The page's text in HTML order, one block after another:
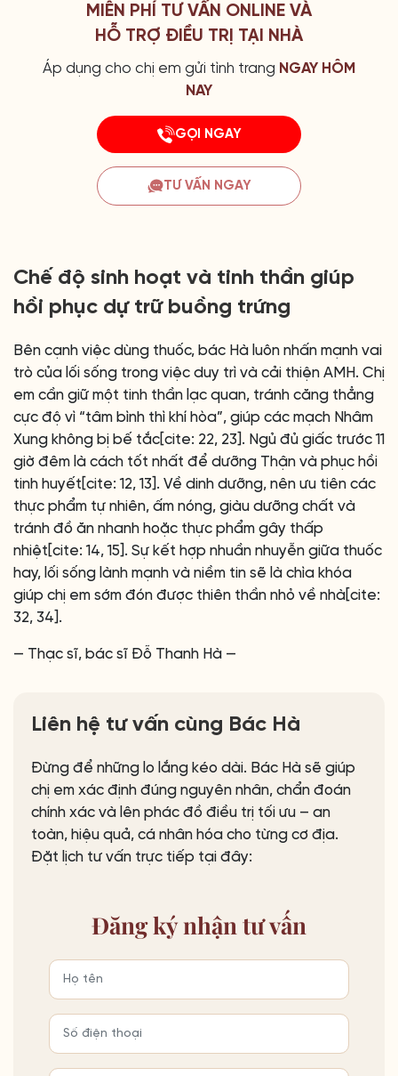
MIỄN PHÍ TƯ VẤN ONLINE VÀ
HỖ TRỢ ĐIỀU TRỊ TẠI NHÀ
Áp dụng cho chị em gửi tình trang NGAY HÔM
NAY
GỌI NGAY
TƯ VẤN NGAY
Chế độ sinh hoạt và tinh thần giúp
hồi phục dự trữ buồng trứng
Bên cạnh việc dùng thuốc, bác Hà luôn nhấn mạnh vai
trò của lối sống trong việc duy trì và cải thiện AMH. Chị
em cần giữ một tinh thần lạc quan, tránh căng thẳng
cực độ vì “tâm bình thì khí hòa”, giúp các mạch Nhâm
Xung không bị bế tắc[cite: 22, 23]. Ngủ đủ giấc trước 11
giờ đêm là cách tốt nhất để dưỡng Thận và phục hồi
tinh huyết[cite: 12, 13]. Về dinh dưỡng, nên ưu tiên các
thực phẩm tự nhiên, ấm nóng, giàu dưỡng chất và
tránh đồ ăn nhanh hoặc thực phẩm gây thấp
nhiệt[cite: 14, 15]. Sự kết hợp nhuần nhuyễn giữa thuốc
hay, lối sống lành mạnh và niềm tin sẽ là chìa khóa
giúp chị em sớm đón được thiên thần nhỏ về nhà[cite:
32, 34].
— Thạc sĩ, bác sĩ Đỗ Thanh Hà —
Liên hệ tư vấn cùng Bác Hà
Đừng để những lo lắng kéo dài. Bác Hà sẽ giúp
chị em xác định đúng nguyên nhân, chẩn đoán
chính xác và lên phác đồ điều trị tối ưu – an
toàn, hiệu quả, cá nhân hóa cho từng cơ địa.
Đặt lịch tư vấn trực tiếp tại đây:
Đăng kýnhận tư vấn